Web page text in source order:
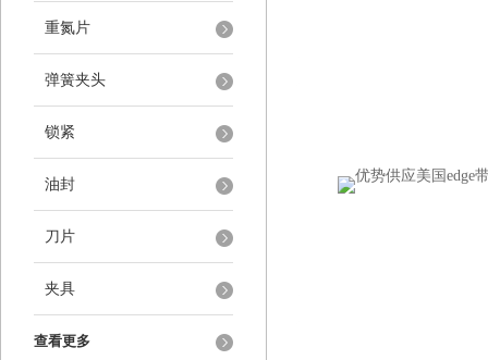
重氮片
弹簧夹头
锁紧
油封
刀片
夹具
查看更多